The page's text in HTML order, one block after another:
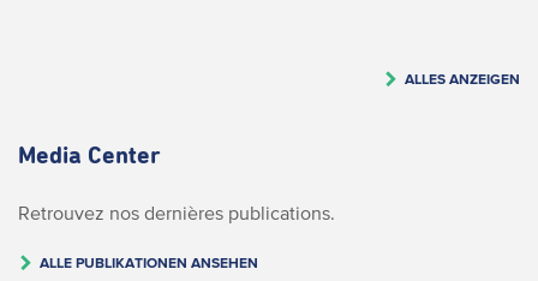
ALLES ANZEIGEN
Media Center
Retrouvez nos dernières publications.
ALLE PUBLIKATIONEN ANSEHEN